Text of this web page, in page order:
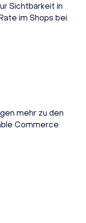
Sichtbarkeit in
im Shops bei.
mehr zu den
Commerce